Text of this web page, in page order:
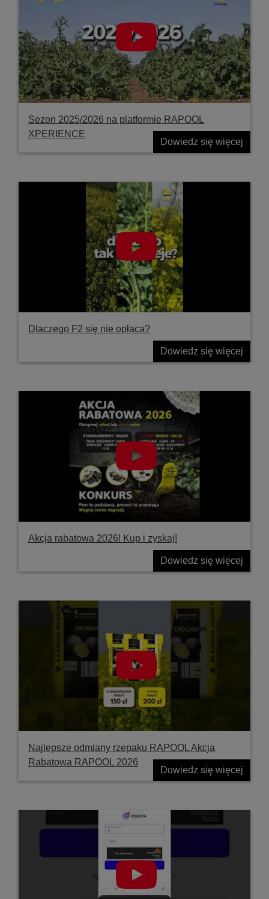
Sezon 2025/2026 na platformie RAPOOL
XPERIENCE
Dowiedz się więcej
Dlaczego F2 się nie opłaca?
Dowiedz się więcej
Akcja rabatowa 2026! Kup i zyskaj!
Dowiedz się więcej
Najlepsze odmiany rzepaku RAPOOL Akcja
Rabatowa RAPOOL 2026
Dowiedz się więcej